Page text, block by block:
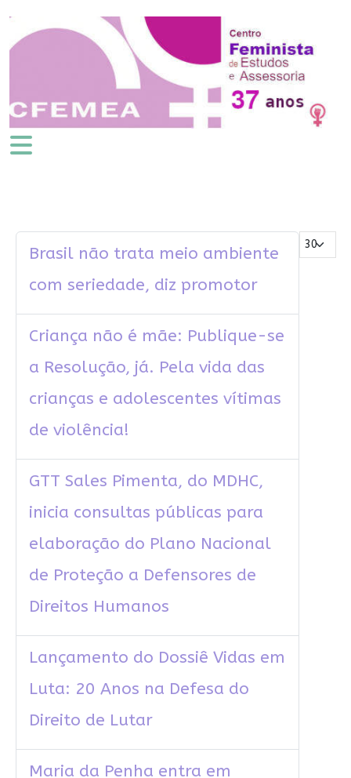
Mostrar #
Brasil não trata meio ambiente
com seriedade, diz promotor
Criança não é mãe: Publique-se
a Resolução, já. Pela vida das
crianças e adolescentes vítimas
de violência!
GTT Sales Pimenta, do MDHC,
inicia consultas públicas para
elaboração do Plano Nacional
de Proteção a Defensores de
Direitos Humanos
Lançamento do Dossiê Vidas em
Luta: 20 Anos na Defesa do
Direito de Lutar
Maria da Penha entra em